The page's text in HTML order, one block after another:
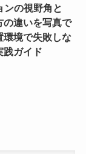
ンの視野角と
の違いを写真で
環境で失敗しな
践ガイド